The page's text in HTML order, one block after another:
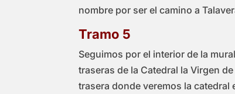
nombre por ser el camino a
Tramo 5
Seguimos por el interior de la
traseras de la Catedral la Virgen
trasera donde veremos la catedral